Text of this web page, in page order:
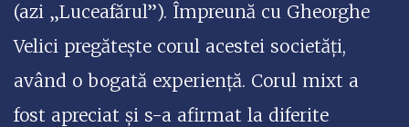
(azi „Luceafărul”). Împreună cu Gheorghe
Velici pregătește corul acestei societăți,
având o bogată experiență. Corul mixt a
fost apreciat și s-a afirmat la diferite